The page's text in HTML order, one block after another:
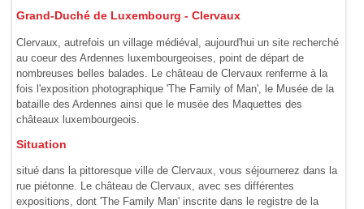
Grand-Duché de Luxembourg - Clervaux
Clervaux, autrefois un village médiéval, aujourd'hui un site recherché
au coeur des Ardennes luxembourgeoises, point de départ de
nombreuses belles balades. Le château de Clervaux renferme à la
fois l'exposition photographique 'The Family of Man', le Musée de la
bataille des Ardennes ainsi que le musée des Maquettes des
châteaux luxembourgeois.
Situation
situé dans la pittoresque ville de Clervaux, vous séjournerez dans la
rue piétonne. Le château de Clervaux, avec ses différentes
expositions, dont 'The Family Man' inscrite dans le registre de la